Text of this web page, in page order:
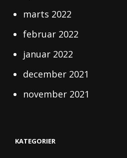
marts 2022
februar 2022
januar 2022
december 2021
november 2021
KATEGORIER